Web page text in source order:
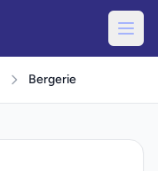
Bergerie